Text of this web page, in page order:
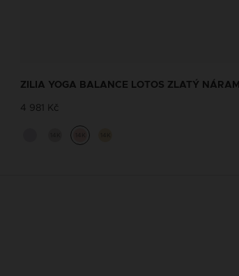
ZILIA YOGA BALANCE LOTOS ZLATÝ
4 981 Kč